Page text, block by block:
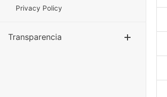
Privacy Policy
Transparencia